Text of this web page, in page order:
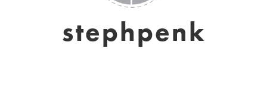
stephpenk